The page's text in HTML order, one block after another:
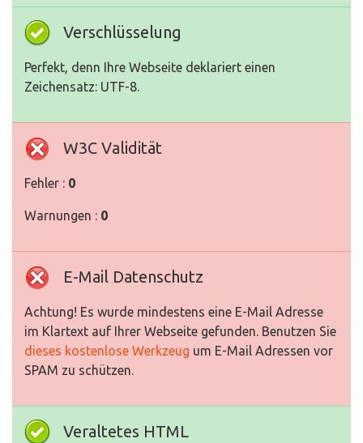
Verschlüsselung
Perfekt, denn Ihre Webseite deklariert einen
Zeichensatz: UTF-8.
W3C Validität
Fehler : 0
Warnungen : 0
E-Mail Datenschutz
Achtung! Es wurde mindestens eine E-Mail Adresse
im Klartext auf Ihrer Webseite gefunden. Benutzen Sie
dieses kostenlose Werkzeug um E-Mail Adressen vor
SPAM zu schützen.
Veraltetes HTML